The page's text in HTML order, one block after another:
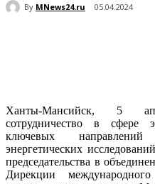
By MNews24.ru 05.04.2024
Ханты-Мансийск, 5
сотрудничество в сфере
ключевых
энергетических
председательства в
Дирекции международного